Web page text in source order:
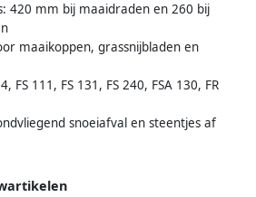
420 mm bij maaidraden en 260 bij
maaikoppen, grassnijbladen en
FS 111, FS 131, FS 240, FSA 130, FR
snoeiafval en steentjes af